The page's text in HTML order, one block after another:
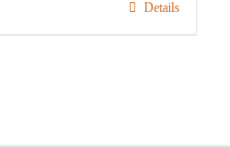
Details